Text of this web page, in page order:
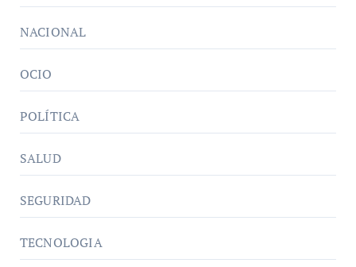
NACIONAL
OCIO
POLÍTICA
SALUD
SEGURIDAD
TECNOLOGIA